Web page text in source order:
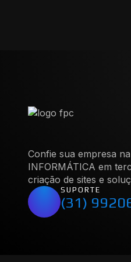
Confie sua empresa
INFORMÁTICA em
criação de sites e
SUPORTE
(31)